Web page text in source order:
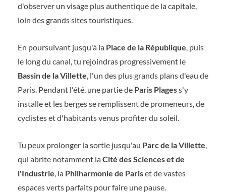
d'observer un visage plus authentique de la capitale,
loin des grands sites touristiques.
En poursuivant jusqu'à la Place de la République, puis
le long du canal, tu rejoindras progressivement le
Bassin de la Villette, l'un des plus grands plans d'eau de
Paris. Pendant l'été, une partie de Paris Plagess'y
installe et les berges se remplissent de promeneurs, de
cyclistes et d'habitants venus profiter du soleil.
Tu peux prolonger la sortie jusqu'au Parc de la Villette,
qui abrite notamment laCité des Sciences et de
l'Industrie, la Philharmonie de Pariset de vastes
espaces verts parfaits pour faire une pause.